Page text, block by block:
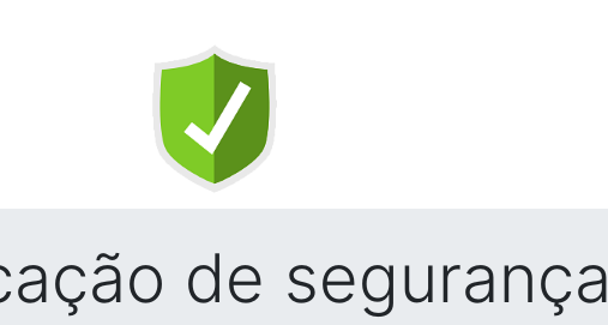
de segurança